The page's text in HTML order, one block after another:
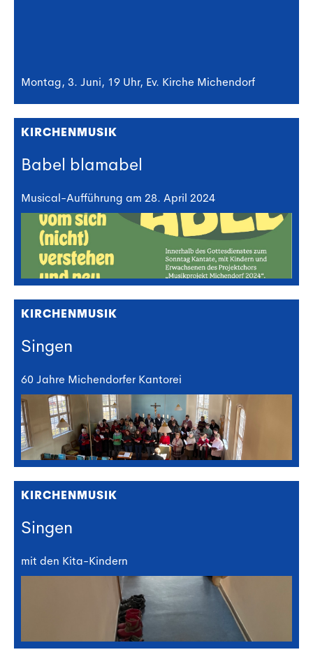
Montag, 3. Juni, 19 Uhr, Ev. Kirche Michendorf
KIRCHENMUSIK
Babel blamabel
Musical-Aufführung am 28. April 2024
KIRCHENMUSIK
Singen
60 Jahre Michendorfer Kantorei
KIRCHENMUSIK
Singen
mit den Kita-Kindern